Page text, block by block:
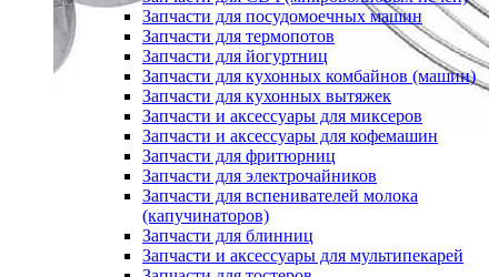
Запчасти для посудомоечных машин
Запчасти для термопотов
Запчасти для йогуртниц
Запчасти для кухонных комбайнов (машин)
Запчасти для кухонных вытяжек
Запчасти и аксессуары для миксеров
Запчасти и аксессуары для кофемашин
Запчасти для фритюрниц
Запчасти для электрочайников
Запчасти для вспенивателей молока
(капучинаторов)
Запчасти для блинниц
Запчасти и аксессуары для мультипекарей